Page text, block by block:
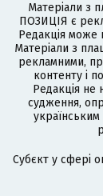
Матеріали з
ПОЗИЦІЯ є
Редакція може
Матеріали з
рекламними,
контенту і
Редакція не
судження,
українським
Cубєкт у сфері